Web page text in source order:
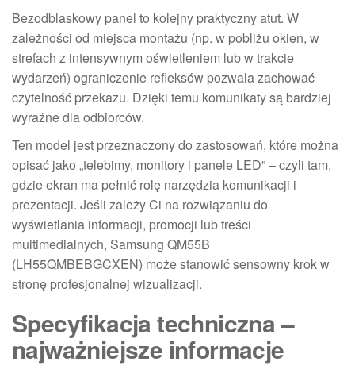
Bezodblaskowy panel to kolejny praktyczny atut. W
zależności od miejsca montażu (np. w pobliżu okien, w
strefach z intensywnym oświetleniem lub w trakcie
wydarzeń) ograniczenie refleksów pozwala zachować
czytelność przekazu. Dzięki temu komunikaty są bardziej
wyraźne dla odbiorców.
Ten model jest przeznaczony do zastosowań, które można
opisać jako „telebimy, monitory i panele LED” – czyli tam,
gdzie ekran ma pełnić rolę narzędzia komunikacji i
prezentacji. Jeśli zależy Ci na rozwiązaniu do
wyświetlania informacji, promocji lub treści
multimedialnych, Samsung QM55B
(LH55QMBEBGCXEN) może stanowić sensowny krok w
stronę profesjonalnej wizualizacji.
Specyfikacja techniczna –
najważniejsze informacje